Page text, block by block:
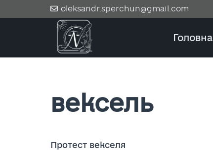
oleksandr.sperchun@gmail.com
Головна
вексель
Протест векселя